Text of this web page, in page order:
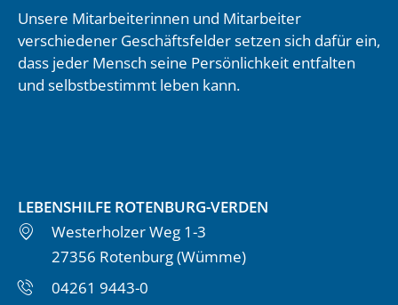
Unsere Mitarbeiterinnen und Mitarbeiter
verschiedener Geschäftsfelder setzen sich dafür ein,
dass jeder Mensch seine Persönlichkeit entfalten
und selbstbestimmt leben kann.
LEBENSHILFE ROTENBURG-VERDEN
Westerholzer Weg 1-3
27356 Rotenburg (Wümme)
04261 9443-0